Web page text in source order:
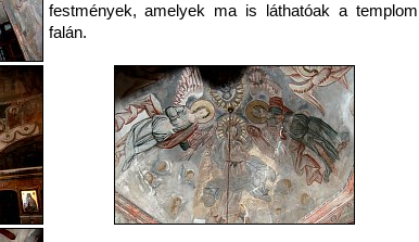
festmények, amelyek ma is láthatóak a templom
falán.